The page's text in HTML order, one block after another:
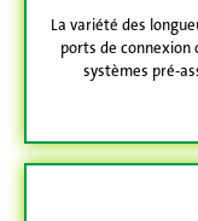
La variété des
ports de connexion
systèmes pré-